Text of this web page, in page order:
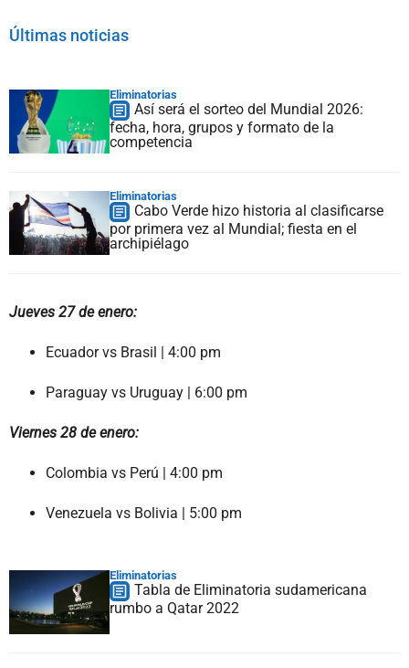
Últimas noticias
Eliminatorias
Así será el sorteo del Mundial 2026:
fecha, hora, grupos y formato de la
competencia
Eliminatorias
Cabo Verde hizo historia al clasificarse
por primera vez al Mundial; fiesta en el
archipiélago
Jueves 27 de enero:
Ecuador vs Brasil | 4:00 pm
Paraguay vs Uruguay | 6:00 pm
Viernes 28 de enero:
Colombia vs Perú | 4:00 pm
Venezuela vs Bolivia | 5:00 pm
Eliminatorias
Tabla de Eliminatoria sudamericana
rumbo a Qatar 2022